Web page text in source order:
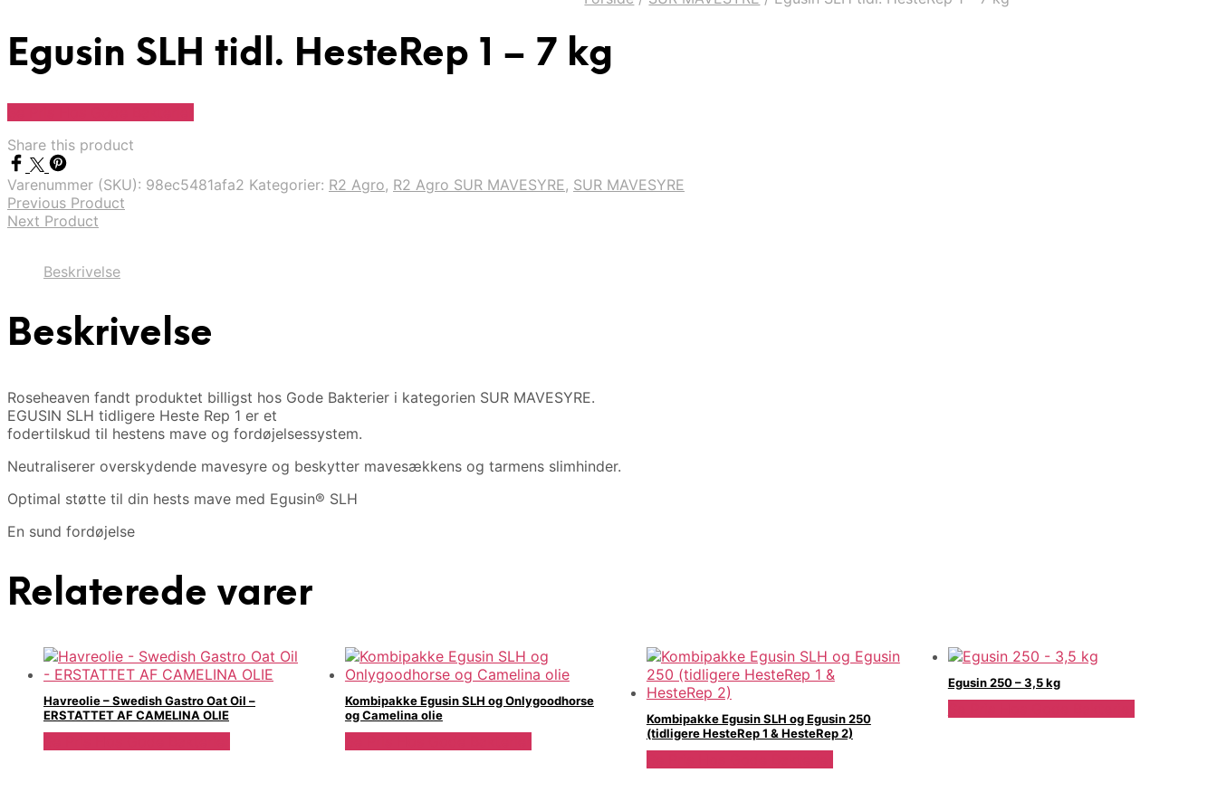
Egusin SLH tidl. HesteRep 1 – 7 kg
Share this product
Varenummer (SKU): 98ec5481afa2 Kategorier: R2 Agro, R2 Agro SUR MAVESYRE, SUR MAVESYRE
Previous Product
Next Product
Beskrivelse
Beskrivelse
Roseheaven fandt produktet billigst hos Gode Bakterier i kategorien SUR MAVESYRE.
EGUSIN SLH tidligere Heste Rep 1 er et
fodertilskud til hestens mave og fordøjelsessystem.
Neutraliserer overskydende mavesyre og beskytter mavesækkens og tarmens slimhinder.
Optimal støtte til din hests mave med Egusin® SLH
En sund fordøjelse
Relaterede varer
Havreolie – Swedish Gastro Oat Oil –
ERSTATTET AF CAMELINA OLIE
Kombipakke Egusin SLH og Onlygoodhorse
og Camelina olie
Kombipakke Egusin SLH og Egusin 250
(tidligere HesteRep 1 & HesteRep 2)
Egusin 250 – 3,5 kg